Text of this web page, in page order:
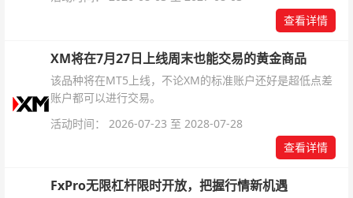
杆配置、支持软件及交易细则。
查看详情
XM将在7月27日上线周末也能交易的黄金商品
该品种将在MT5上线，不论XM的标准账户还好是超低点差
账户都可以进行交易。
活动时间： 2026-07-23 至 2028-07-28
查看详情
FxPro无限杠杆限时开放，把握行情新机遇